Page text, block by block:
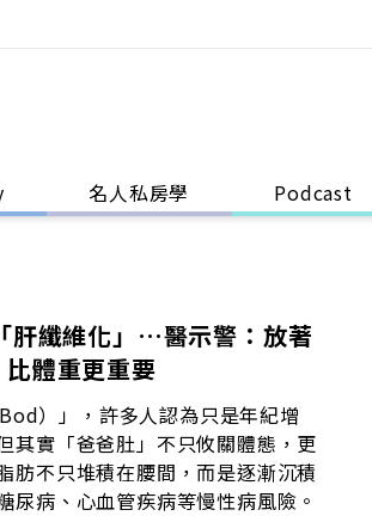
名人私房學 Podcast
肝纖維化」…醫示警：放著
體重更重要
）」，許多人認為只是年紀增
其實「爸爸肚」不只攸關體態，更
肪不只堆積在腰間，而是逐漸沉積
病、心血管疾病等慢性病風險。